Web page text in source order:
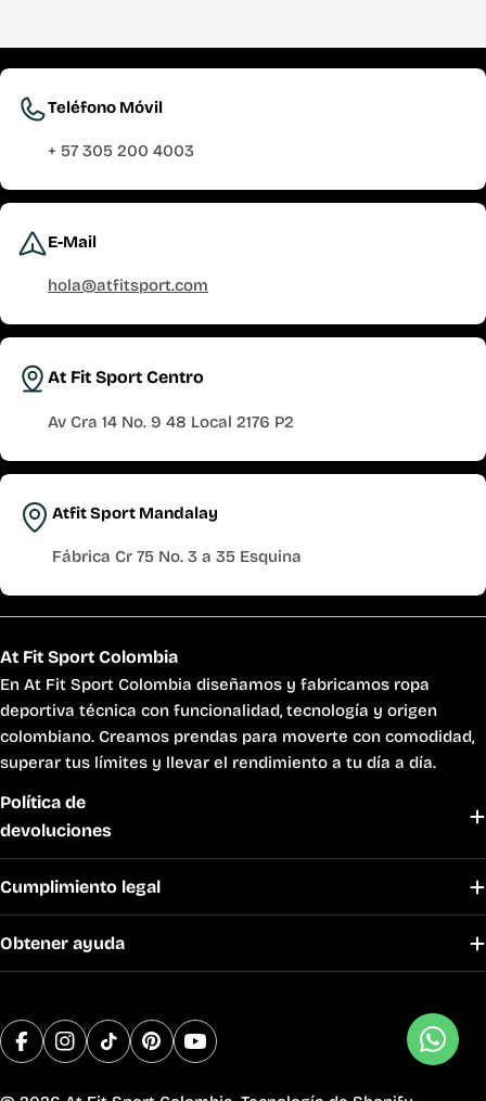
Teléfono Móvil
+ 57 305 200 4003
E-Mail
hola@atfitsport.com
At Fit Sport Centro
Av Cra 14 No. 9 48 Local 2176 P2
Atfit Sport Mandalay
Fábrica Cr 75 No. 3 a 35 Esquina
At Fit Sport Colombia
En At Fit Sport Colombia diseñamos y fabricamos ropa
deportiva técnica con funcionalidad, tecnología y origen
colombiano. Creamos prendas para moverte con comodidad,
superar tus límites y llevar el rendimiento a tu día a día.
Política de
devoluciones
Cumplimiento legal
Obtener ayuda
Métodos
deFacebookInstagram
TikTokPinterestYouTube